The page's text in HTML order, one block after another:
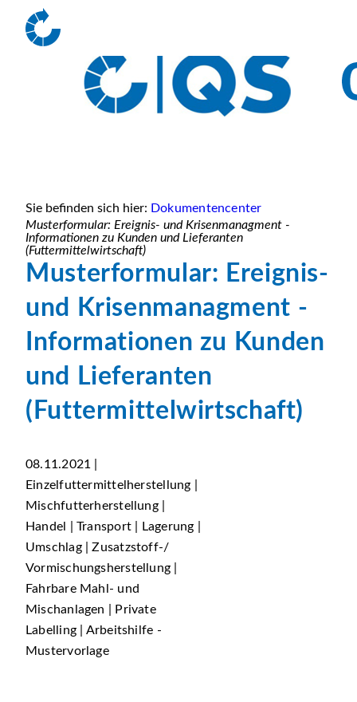
Sie befinden sich hier: Dokumentencenter
Musterformular: Ereignis- und Krisenmanagment -
Informationen zu Kunden und Lieferanten
(Futtermittelwirtschaft)
Musterformular: Ereignis-
und Krisenmanagment -
Informationen zu Kunden
und Lieferanten
(Futtermittelwirtschaft)
08.11.2021 |
Einzelfuttermittelherstellung |
Mischfutterherstellung |
Handel | Transport | Lagerung |
Umschlag | Zusatzstoff-/
Vormischungsherstellung |
Fahrbare Mahl- und
Mischanlagen | Private
Labelling | Arbeitshilfe -
Mustervorlage